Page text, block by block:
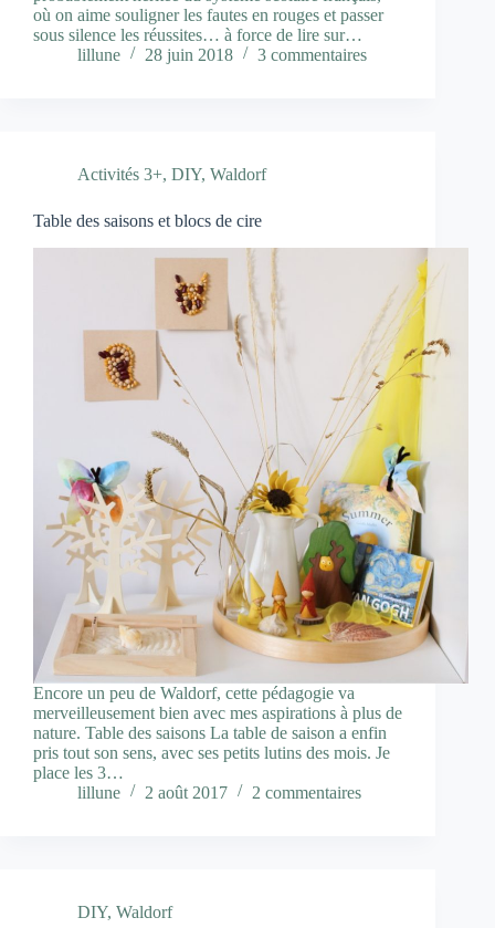
où on aime souligner les fautes en rouges et passer
sous silence les réussites… à force de lire sur…
lillune
28 juin 2018 3 commentaires
Activités 3+, DIY, Waldorf
Table des saisons et blocs de cire
Encore un peu de Waldorf, cette pédagogie va
merveilleusement bien avec mes aspirations à plus de
nature. Table des saisons La table de saison a enfin
pris tout son sens, avec ses petits lutins des mois. Je
place les 3…
lillune
2 août 2017 2 commentaires
DIY, Waldorf